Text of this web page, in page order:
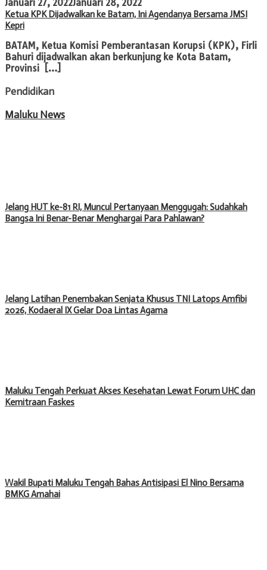
Januari 27, 2022Januari 28, 2022
Ketua KPK Dijadwalkan ke Batam, Ini Agendanya Bersama JMSI
Kepri
BATAM, Ketua Komisi Pemberantasan Korupsi (KPK), Firli
Bahuri dijadwalkan akan berkunjung ke Kota Batam,
Provinsi […]
Pendidikan
Maluku News
Jelang HUT ke-81 RI, Muncul Pertanyaan Menggugah: Sudahkah
Bangsa Ini Benar-Benar Menghargai Para Pahlawan?
Jelang Latihan Penembakan Senjata Khusus TNI Latops Amfibi
2026, Kodaeral IX Gelar Doa Lintas Agama
Maluku Tengah Perkuat Akses Kesehatan Lewat Forum UHC dan
Kemitraan Faskes
Wakil Bupati Maluku Tengah Bahas Antisipasi El Nino Bersama
BMKG Amahai